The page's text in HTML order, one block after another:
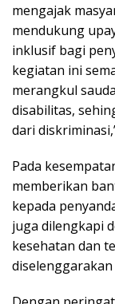
mengajak
mendukung
inklusif bagi
kegiatan ini
merangkul
disabilitas,
dari
Pada
memberikan
kepada
juga dilengkapi
kesehatan dan